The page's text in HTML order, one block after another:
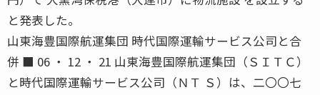
と発表した。
山東海豊国際航運集団 時代国際運輸サービス公司と合
併 ■ 06 ・ 12 ・ 21 山東海豊国際航運集団（ＳＩＴＣ）
と時代国際運輸サービス公司（ＮＴ Ｓ）は、二〇〇七